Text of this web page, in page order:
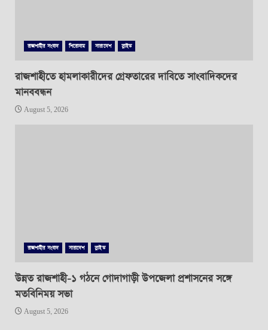
রাজশাহীর সংবাদ শিরোনাম সারাদেশ স্লাইড
রাজশাহীতে হামলাকারীদের গ্রেফতারের দাবিতে সাংবাদিকদের
মানববন্ধন
August 5, 2026
রাজশাহীর সংবাদ সারাদেশ স্লাইড
উন্নত রাজশাহী-১ গঠনে গোদাগাড়ী উপজেলা প্রশাসনের সঙ্গে
মতবিনিময় সভা
August 5, 2026